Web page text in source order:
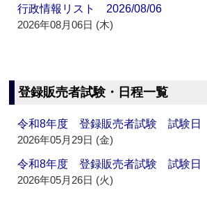
行政情報リスト 2026/08/06
2026年08月06日 (木)
登録販売者試験・日程一覧
令和8年度 登録販売者試験 試験日
2026年05月29日 (金)
令和8年度 登録販売者試験 試験日
2026年05月26日 (火)